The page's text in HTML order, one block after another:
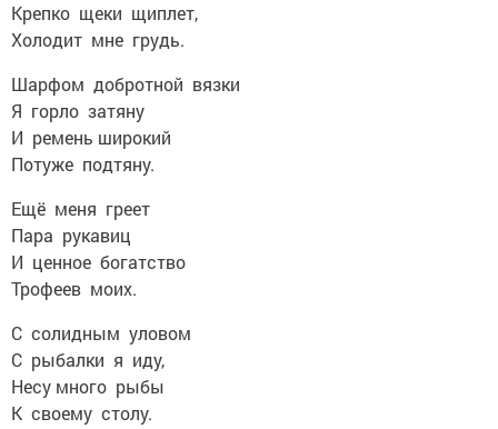
Крепко щеки щиплет,
Холодит мне грудь.
Шарфом добротной вязки
Я горло затяну
И ремень широкий
Потуже подтяну.
Ещё меня греет
Пара рукавиц
И ценное богатство
Трофеев моих.
С солидным уловом
С рыбалки я иду,
Несу много рыбы
К своему столу.